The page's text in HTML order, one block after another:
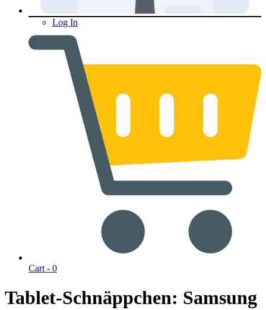
Log In
Cart - 0
Tablet-Schnäppchen: Samsung